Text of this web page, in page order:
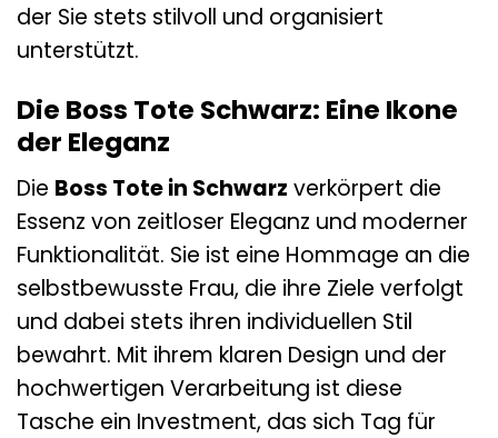
der Sie stets stilvoll und organisiert
unterstützt.
Die Boss Tote Schwarz: Eine Ikone
der Eleganz
Die Boss Tote in Schwarz verkörpert die
Essenz von zeitloser Eleganz und moderner
Funktionalität. Sie ist eine Hommage an die
selbstbewusste Frau, die ihre Ziele verfolgt
und dabei stets ihren individuellen Stil
bewahrt. Mit ihrem klaren Design und der
hochwertigen Verarbeitung ist diese
Tasche ein Investment, das sich Tag für